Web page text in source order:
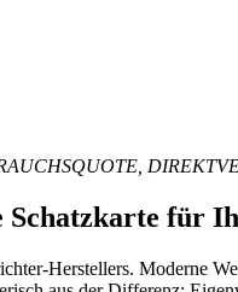
für
Herstellers. Moderne